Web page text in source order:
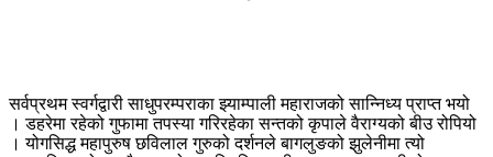
सर्वप्रथम स्वर्गद्वारी साधुपरम्पराका झ्याम्पाली महाराजको सान्निध्य प्राप्त भयो
। डहरेमा रहेको गुफामा तपस्या गरिरहेका सन्तको कृपाले वैराग्यको बीउ रोपियो
। योगसिद्ध महापुरुष छविलाल गुरुको दर्शनले बागलुङको झुलेनीमा त्यो